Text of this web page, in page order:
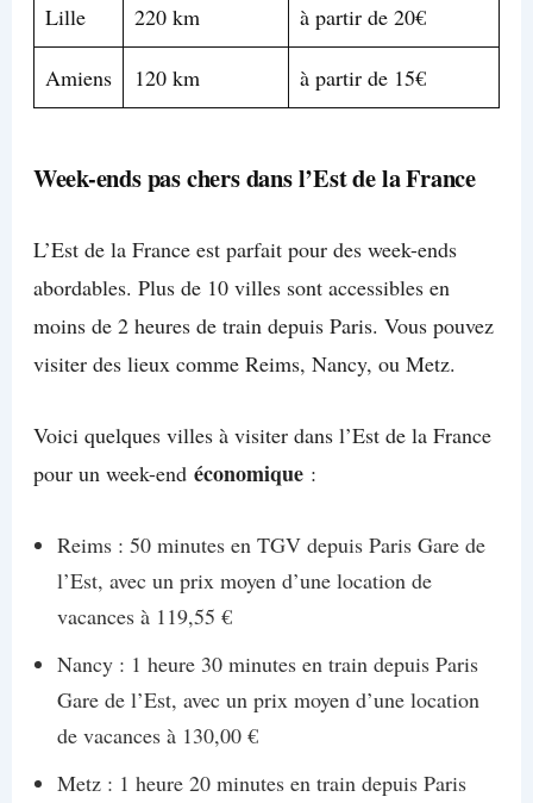
Lille 220 km à partir de 20€
Amiens 120 km à partir de 15€
Week-ends pas chers dans l’Est de la France
L’Est de la France est parfait pour des week-ends
abordables. Plus de 10 villes sont accessibles en
moins de 2 heures de train depuis Paris. Vous pouvez
visiter des lieux comme Reims, Nancy, ou Metz.
Voici quelques villes à visiter dans l’Est de la France
pour un week-end économique:
Reims : 50 minutes en TGV depuis Paris Gare de
l’Est, avec un prix moyen d’une location de
vacances à 119,55 €
Nancy : 1 heure 30 minutes en train depuis Paris
Gare de l’Est, avec un prix moyen d’une location
de vacances à 130,00 €
Metz : 1 heure 20 minutes en train depuis Paris